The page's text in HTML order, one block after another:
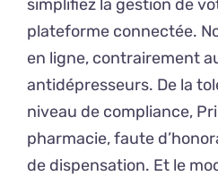
simplifiez la gestion de
plateforme connectée.
en ligne, contrairement
antidépresseurs. De la
niveau de compliance,
pharmacie, faute
de dispensation. Et le